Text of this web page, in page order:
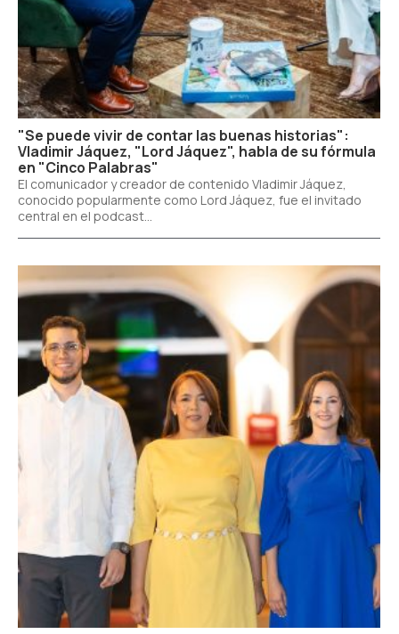
"Se puede vivir de contar las buenas historias":
Vladimir Jáquez, "Lord Jáquez", habla de su fórmula
en "Cinco Palabras"
El comunicador y creador de contenido Vladimir Jáquez,
conocido popularmente como Lord Jáquez, fue el invitado
central en el podcast...